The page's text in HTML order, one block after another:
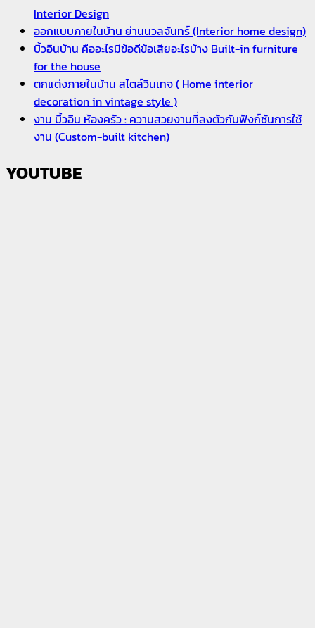
Interior Design
ออกแบบภายในบ้าน ย่านนวลจันทร์ (Interior home design)
บิ้วอินบ้าน คืออะไรมีข้อดีข้อเสียอะไรบ้าง Built-in furniture
for the house
ตกแต่งภายในบ้าน สไตล์วินเทจ ( Home interior
decoration in vintage style )
งาน บิ้วอิน ห้องครัว : ความสวยงามที่ลงตัวกับฟังก์ชันการใช้
งาน (Custom-built kitchen)
YOUTUBE